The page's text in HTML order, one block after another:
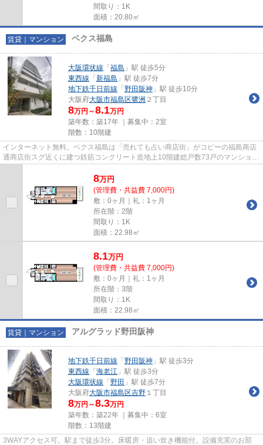
間取り：1K
面積：20.80㎡
賃貸｜マンション ベクス福島
大阪環状線 「 福島 」駅 徒歩5分
東西線 「 新福島 」駅 徒歩7分
地下鉄千日前線 「 野田阪神 」駅 徒歩10分
大阪府大阪市福島区鷺洲 ２丁目
8万円～8.1万円
築年数：築17年 ｜募集中： 2室
階数：10階建
インターネット無料。ベクス福島は「売れても占い商店街」がコピーの福島商店
通商店街スグ近くに建つ鉄筋コンクリート造地上10階建総戸数73戸のマンション
8万円
(管理費・共益費 7,000円)
敷：0ヶ月｜礼：1ヶ月
所在階：2階
間取り：1K
面積：22.98㎡
8.1万円
(管理費・共益費 7,000円)
敷：0ヶ月｜礼：1ヶ月
所在階：3階
間取り：1K
面積：22.98㎡
賃貸｜マンション アルグラッド野田阪神
地下鉄千日前線 「 野田阪神 」駅 徒歩3分
東西線 「 海老江 」駅 徒歩3分
大阪環状線 「 野田 」駅 徒歩7分
大阪府大阪市福島区吉野 １丁目
8万円～8.3万円
築年数：築22年 ｜募集中： 6室
階数：13階建
3WAYアクセス可。駅まで徒歩3分。床暖房・追い炊き機能付。設備充実のお部